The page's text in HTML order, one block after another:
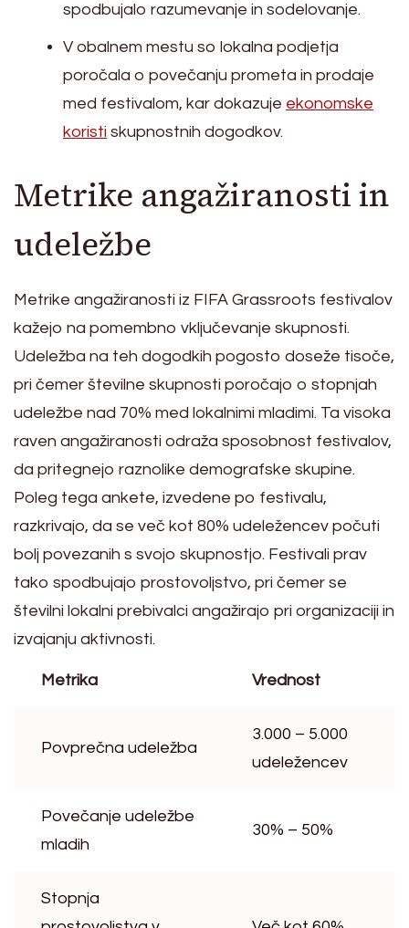
spodbujalo razumevanje in sodelovanje.
V obalnem mestu so lokalna podjetja
poročala o povečanju prometa in prodaje
med festivalom, kar dokazuje ekonomske
koristi skupnostnih dogodkov.
Metrike angažiranosti in
udeležbe
Metrike angažiranosti iz FIFA Grassroots festivalov
kažejo na pomembno vključevanje skupnosti.
Udeležba na teh dogodkih pogosto doseže tisoče,
pri čemer številne skupnosti poročajo o stopnjah
udeležbe nad 70% med lokalnimi mladimi. Ta visoka
raven angažiranosti odraža sposobnost festivalov,
da pritegnejo raznolike demografske skupine.
Poleg tega ankete, izvedene po festivalu,
razkrivajo, da se več kot 80% udeležencev počuti
bolj povezanih s svojo skupnostjo. Festivali prav
tako spodbujajo prostovoljstvo, pri čemer se
številni lokalni prebivalci angažirajo pri organizaciji in
izvajanju aktivnosti.
Metrika Vrednost
Povprečna udeležba
3.000 – 5.000
udeležencev
Povečanje udeležbe
mladih
30% – 50%
Stopnja